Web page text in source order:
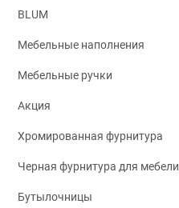
BLUM
Мебельные наполнения
Мебельные ручки
Акция
Хромированная фурнитура
Черная фурнитура для мебели
Бутылочницы